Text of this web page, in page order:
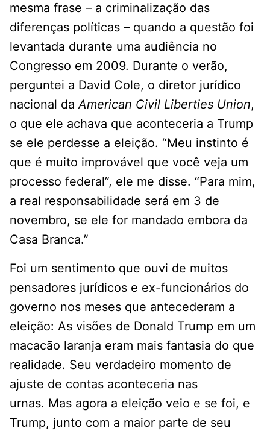
mesma frase – a criminalização das
diferenças políticas – quando a questão foi
levantada durante uma audiência no
Congresso em 2009. Durante o verão,
perguntei a David Cole, o diretor jurídico
nacional daAmerican Civil Liberties Union,
o que ele achava que aconteceria a Trump
se ele perdesse a eleição. “Meu instinto é
que é muito improvável que você veja um
processo federal”, ele me disse. “Para mim,
a real responsabilidade será em 3 de
novembro, se ele for mandado embora da
Casa Branca.”
Foi um sentimento que ouvi de muitos
pensadores jurídicos e ex-funcionários do
governo nos meses que antecederam a
eleição: As visões de Donald Trump em um
macacão laranja eram mais fantasia do que
realidade. Seu verdadeiro momento de
ajuste de contas aconteceria nas
urnas. Mas agora a eleição veio e se foi, e
Trump, junto com a maior parte de seu